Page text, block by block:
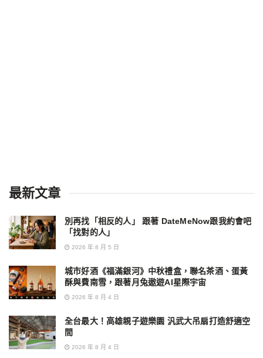
最新文章
別再找「相反的人」 跟著 DateMeNow跟我約會吧
「找對的人」
2026 年 8 月 5 日
城市好酒《福滿銀河》中秋禮盒，聯名茶酒、蛋黃
酥與費南雪，跟著月兔遨遊AI星際宇宙
2026 年 8 月 4 日
全台最大！高雄親子遊樂園 汎武大吊扇打造舒適空
間
2026 年 8 月 4 日